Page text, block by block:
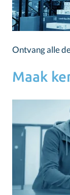
Ontvang alle
Maak